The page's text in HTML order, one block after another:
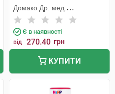
Домако Др. мед.
Ауфдермаур АГ
Є в наявності
від 270.40 грн
КУПИТИ